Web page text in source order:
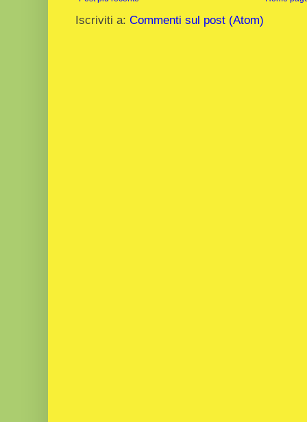
Iscriviti a: Commenti sul post (Atom)